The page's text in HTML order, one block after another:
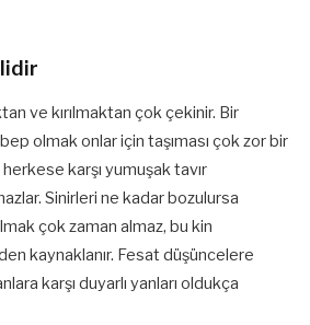
ve kırılmaktan çok çekinir. Bir
olmak onlar için taşıması çok zor bir
karşı yumuşak tavır
Sinirleri ne kadar bozulursa
çok zaman almaz, bu kin
kaynaklanır. Fesat düşüncelere
karşı duyarlı yanları oldukça